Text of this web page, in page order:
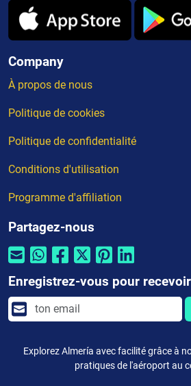
Company
À propos de nous
Politique de cookies
Politique de confidentialité
Conditions d'utilisation
Programme d'affiliation
Partagez-nous
Enregistrez-vous pour
Explorez Almería avec facilité grâce à
pratiques de l'aéroport au